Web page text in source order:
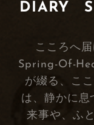
DIARY
こころへ
Spring-Of-
が綴る、こ
は、静かに息
来事や、ふ